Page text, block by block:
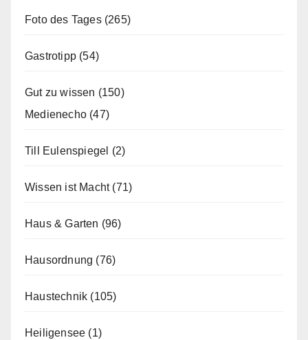
Foto des Tages(265)
Gastrotipp (54)
Gut zu wissen (150)
Medienecho (47)
Till Eulenspiegel (2)
Wissen ist Macht(71)
Haus & Garten (96)
Hausordnung (76)
Haustechnik (105)
Heiligensee (1)